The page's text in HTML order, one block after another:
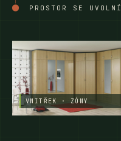
PROSTOR SE UVOLNÍ
VNITŘEK · ZÓNY